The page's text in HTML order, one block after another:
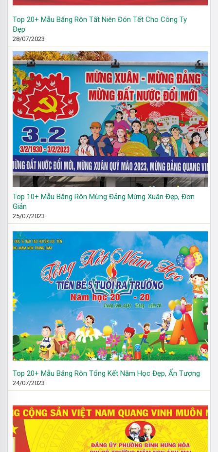
Top 20+ Mẫu Băng Rôn Tất Niên Đón Tết Cho Công Ty
Đẹp
28/07/2023
Top 10+ Mẫu Băng Rôn Mừng Đảng Mừng Xuân Đẹp, Đơn
Giản
25/07/2023
Top 20+ Mẫu Băng Rôn Tổng Kết Năm Học Đẹp, Ấn Tượng
24/07/2023